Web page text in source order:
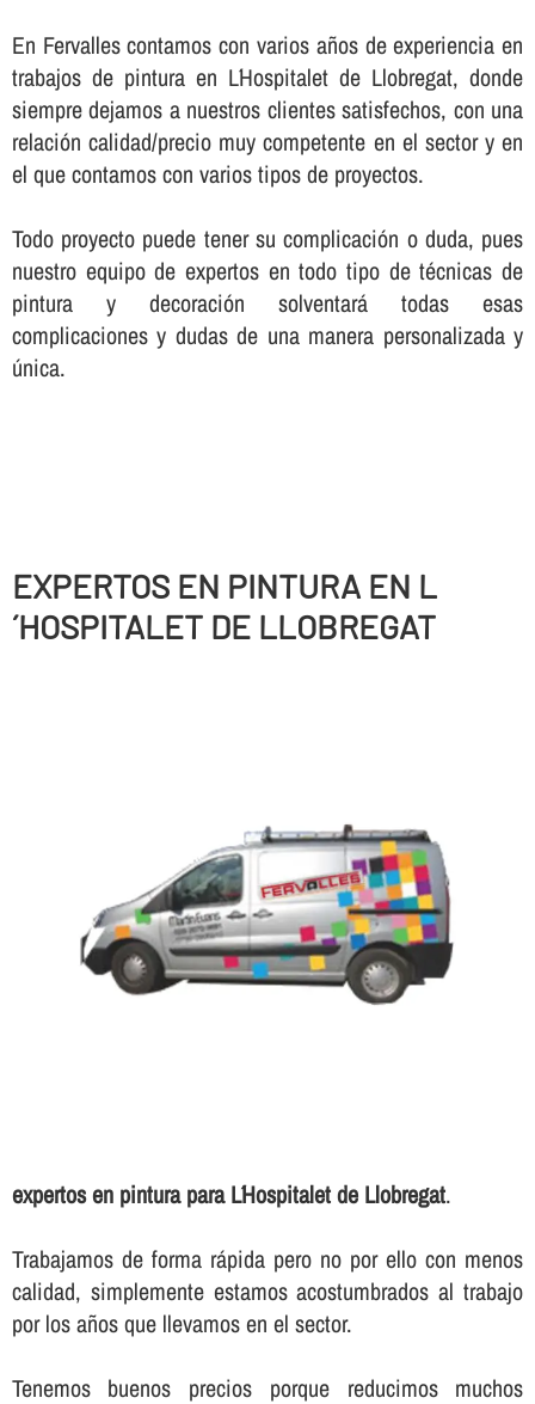
En Fervalles contamos con varios años de experiencia en
trabajos de pintura en L´Hospitalet de Llobregat, donde
siempre dejamos a nuestros clientes satisfechos, con una
relación calidad/precio muy competente en el sector y en
el que contamos con varios tipos de proyectos.
Todo proyecto puede tener su complicación o duda, pues
nuestro equipo de expertos en todo tipo de técnicas de
pintura y decoración solventará todas esas
complicaciones y dudas de una manera personalizada y
única.
EXPERTOS EN PINTURA EN L
´HOSPITALET DE LLOBREGAT
expertos en pintura para L´Hospitalet de Llobregat.
Trabajamos de forma rápida pero no por ello con menos
calidad, simplemente estamos acostumbrados al trabajo
por los años que llevamos en el sector.
Tenemos buenos precios porque reducimos muchos